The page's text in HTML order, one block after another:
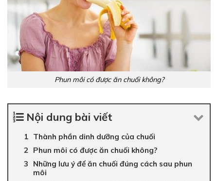
Phun môi có được ăn chuối không?
Nội dung bài viết
Thành phần dinh dưỡng của chuối
Phun môi có được ăn chuối không?
Những lưu ý để ăn chuối đúng cách sau phun
môi